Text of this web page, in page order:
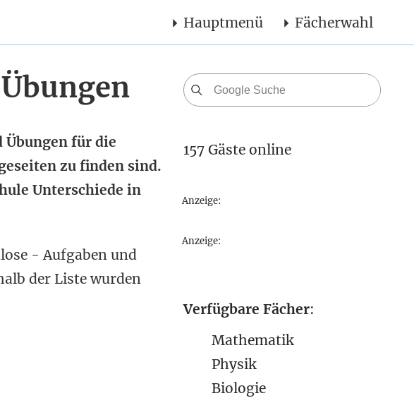
Hauptmenü Fächerwahl
für die
zu finden sind.
Unterschiede in
- Aufgaben und
der Liste wurden
157 Gäste online
Anzeige:
Anzeige:
Verfügbare Fächer:
Mathematik
Physik
Biologie